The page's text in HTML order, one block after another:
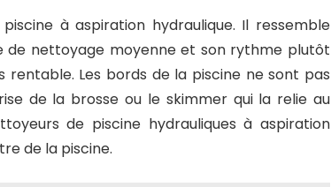
à aspiration hydraulique. Il ressemble
de nettoyage moyenne et son rythme plutôt
Les bords de la piscine ne sont pas
de la brosse ou le skimmer qui la relie au
de piscine hydrauliques à aspiration
de la piscine.